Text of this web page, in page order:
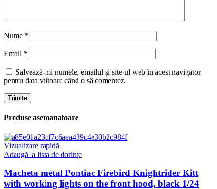
Nume *
Email *
Salvează-mi numele, emailul și site-ul web în acest navigator
pentru data viitoare când o să comentez.
Produse asemanatoare
Vizualizare rapidă
Adaugă la lista de dorințe
Macheta metal Pontiac Firebird Knightrider Kitt
with working lights on the front hood, black 1/24